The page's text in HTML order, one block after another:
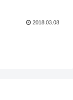
2018.03.08